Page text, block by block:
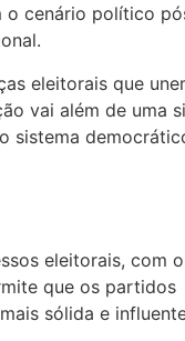
o cenário político
eleitorais que
vai além de uma
sistema
eleitorais, com o
que os partidos
sólida e